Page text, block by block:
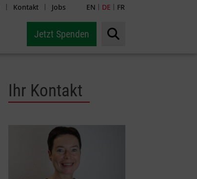
| Kontakt | Jobs EN | DE | FR
Jetzt Spenden
Ihr Kontakt